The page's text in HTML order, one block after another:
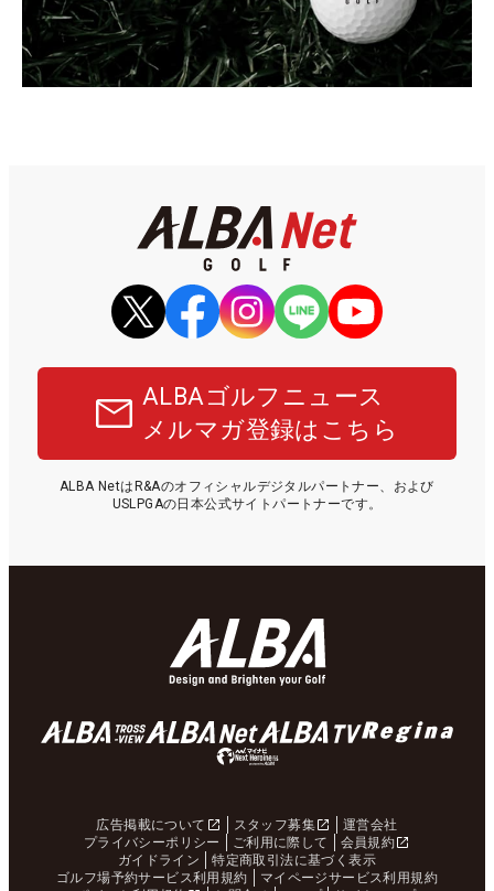
ALBAゴルフニュース
メルマガ登録はこちら
ALBA NetはR&Aのオフィシャルデジタルパートナー、および
USLPGAの日本公式サイトパートナーです。
広告掲載について スタッフ募集
運営会社
プライバシーポリシー
ご利用に際して
会員規約
ガイドライン
特定商取引法に基づく表示
ゴルフ場予約サービス利用規約
マイページサービス利用規約